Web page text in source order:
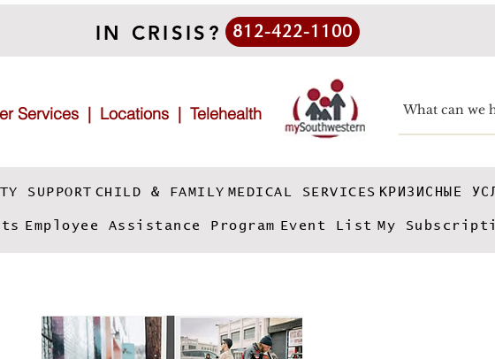
IN CRISIS? 812-422-1100
Services | Locations | Telehealth
SUPPORT CHILD & FAMILY MEDICAL SERVICES КРИЗИСНЫЕ
Employee Assistance Program Event List My